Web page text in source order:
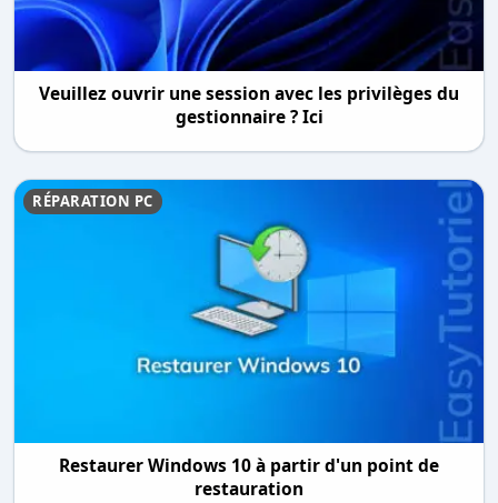
Veuillez ouvrir une session avec les privilèges du
gestionnaire ? Ici
RÉPARATION PC
Restaurer Windows 10 à partir d'un point de
restauration